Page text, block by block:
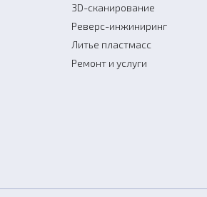
3D-сканирование
Реверс-инжиниринг
Литье пластмасс
Ремонт и услуги